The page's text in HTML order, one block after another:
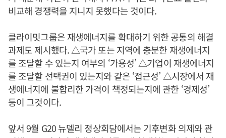
비교해 경쟁력을 지니지 못했다는 것이다.
클라이밋그룹은 재생에너지를 확대하기 위한 공통의 해결
과제도 제시했다. △국가 또는 지역에 충분한 재생에너지
를 조달할 수 있는지 여부의 ‘가용성’ △기업이 재생에너지
를 조달할 선택권이 있는지와 같은 ‘접근성’ △시장에서 재
생에너지에 불합리한 가격이 책정되는지에 관한 ‘경제성’
등이 그것이다.
앞서 9월 G20 뉴델리 정상회담에서는 기후변화 의제와 관